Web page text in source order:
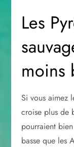
Les
moins
Si vous aimez
croise plus de
pourraient
basse que les